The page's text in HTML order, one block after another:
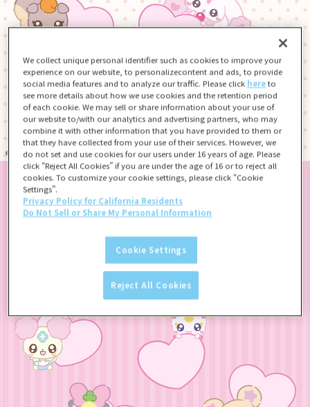
We collect unique personal identifier such as cookies to improve your
experience on our website, to personalizecontent and ads, to provide
social media features and to analyze our traffic. Please click hereto
see more details about how we use cookies and the retention period
of each cookie. We may sell or share information about your use of
our website to/with our analytics and advertising partners, who may
combine it with other information that you have provided to them or
that they have collected from your use of their services. However, we
do not set and use cookies for our users under 16 years of age. Please
click “Reject All Cookies” if you are under the age of 16 or to reject all
cookies. To customize your cookie settings, please click “Cookie
Settings”.
Privacy Policy for California Residents
Do Not Sell or Share My Personal Information
Cookie Settings
Reject All Cookies